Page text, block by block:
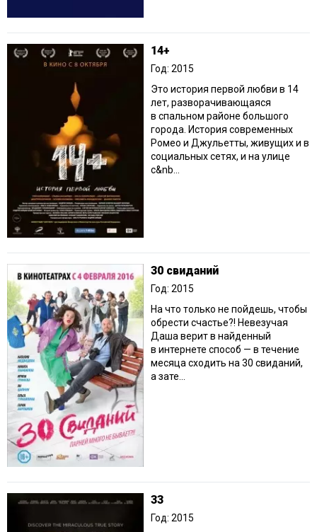
14+
Год: 2015
Это история первой любви в 14
лет, разворачивающаяся
в спальном районе большого
города. История современных
Ромео и Джульетты, живущих и в
социальных сетях, и на улице
с&nb...
30 свиданий
Год: 2015
На что только не пойдешь, чтобы
обрести счастье?! Невезучая
Даша верит в найденный
в интернете способ — в течение
месяца сходить на 30 свиданий,
а зате...
33
Год: 2015